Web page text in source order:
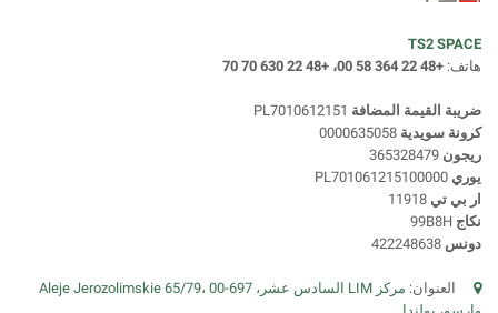
TS2 SPACE
هاتف: +48 22 364 58 00، +48 22 630 70 70
ضريبة القيمة المضافة
كرونة سويدية
ريجون
يوري
ار بي تي
نكاج
دونس
العنوان:
مركز LIM السادس عشر، Aleje Jerozolimskie 65/79، 00-697